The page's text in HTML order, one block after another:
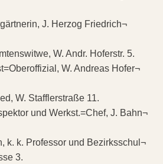
J. Herzog Friedrich¬
W. Andr. Hoferstr. 5.
W. Andreas Hofer¬
W. Stafflerstraße 11.
und Werkst.=Chef, J. Bahn¬
k. k. Professor und Bezirksschul¬
3.